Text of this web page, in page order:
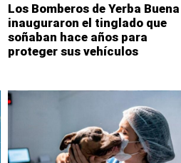
Los Bomberos de Yerba Buena
inauguraron el tinglado que
soñaban hace años para
proteger sus vehículos